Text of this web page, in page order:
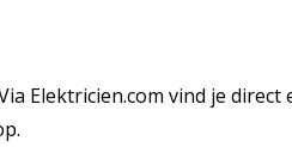
Elektricien.com vind je direct